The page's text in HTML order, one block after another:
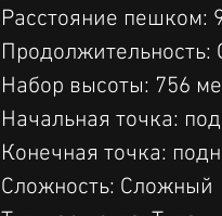
Расстояние пешком:
Набор высоты: 756
Начальная точка:
Конечная точка:
Сложность: Сложный